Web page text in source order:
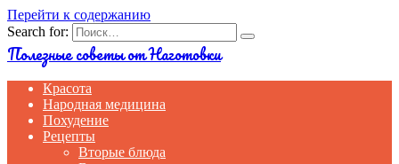
Перейти к содержанию
Search for:
Полезные советы от Наготовки
Красота
Народная медицина
Похудение
Рецепты
Вторые блюда